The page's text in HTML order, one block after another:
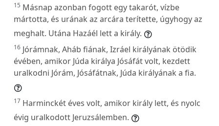
15 Másnap azonban fogott egy takarót, vízbe
mártotta, és urának az arcára terítette, úgyhogy az
meghalt. Utána Hazáél lett a király.
16 Jórámnak, Aháb fiának, Izráel királyának ötödik
évében, amikor Júda királya Jósáfát volt, kezdett
uralkodni Jórám, Jósáfátnak, Júda királyának a fia.
17 Harminckét éves volt, amikor király lett, és nyolc
évig uralkodott Jeruzsálemben.